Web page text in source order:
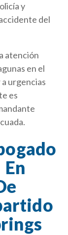
y
del
atención
en el
urgencias
es